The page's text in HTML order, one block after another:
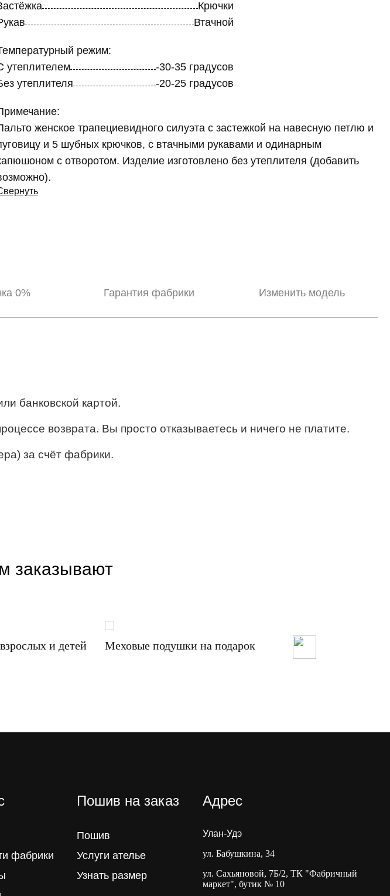
Крючки
Втачной
режим:
утеплителем
-30-35 градусов
утеплителя
-20-25 градусов
женское трапециевидного силуэта с застежкой на навесную петлю и
и 5 шубных крючков, с втачными рукавами и одинарным
с отворотом. Изделие изготовлено без утеплителя (добавить
0% Гарантия фабрики Изменить модель
банковской картой.
возврата. Вы просто отказываетесь и ничего не платите.
за счёт фабрики.
заказывают
и детей Меховые подушки на подарок
фабрики
Пошив на заказ
Пошив
Услуги ателье
Узнать размер
Адрес
Улан-Удэ
ул. Бабушкина, 34
ул. Сахьяновой, 7Б/2, ТК "Фабричный
маркет", бутик № 10